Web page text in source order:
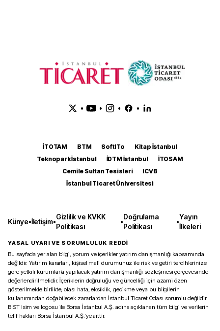
• • • •
İTOTAM BTM SoftITo
Kitap İstanbul
Teknopark İstanbul
İDTM İstanbul
İTOSAM
Cemile Sultan Tesisleri
ICVB
İstanbul Ticaret Üniversitesi
Künye•İletişim•
Gizlilik ve KVKK
Politikası
•
Doğrulama
Politikası
•
Yayın
İlkeleri
YASAL UYARI VE SORUMLULUK REDDİ
Bu sayfada yer alan bilgi, yorum ve içerikler yatırım danışmanlığı kapsamında
değildir. Yatırım kararları, kişisel mali durumunuz ile risk ve getiri tercihlerinize
göre yetkili kurumlarla yapılacak yatırım danışmanlığı sözleşmesi çerçevesinde
değerlendirilmelidir. İçeriklerin doğruluğu ve güncelliği için azami özen
gösterilmekle birlikte, olası hata, eksiklik, gecikme veya bu bilgilerin
kullanımından doğabilecek zararlardan İstanbul Ticaret Odası sorumlu değildir.
BIST isim ve logosu ile Borsa İstanbul A.Ş. adına açıklanan tüm bilgi ve verilerin
telif hakları Borsa İstanbul A.Ş.’ye aittir.